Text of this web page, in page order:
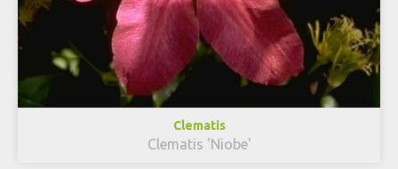
Clematis
Clematis 'Niobe'